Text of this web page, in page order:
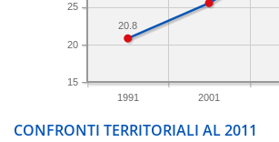
1991 2001
15
20
25
20.8
CONFRONTI TERRITORIALI AL 2011